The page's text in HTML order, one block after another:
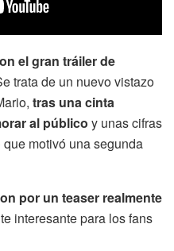
el gran tráiler de
trata de un nuevo vistazo
tras una cinta
al público y unas cifras
motivó una segunda
por un teaser realmente
interesante para los fans